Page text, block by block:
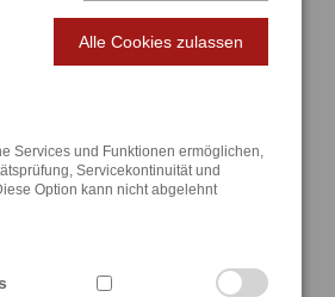
Alle Cookies zulassen
Services und Funktionen ermöglichen,
Servicekontinuität und
Option kann nicht abgelehnt